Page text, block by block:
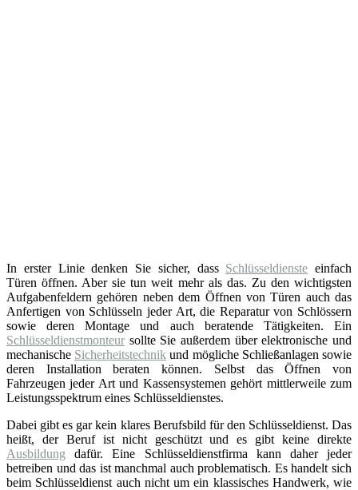
In erster Linie denken Sie sicher, dass Schlüsseldienste einfach
Türen öffnen. Aber sie tun weit mehr als das. Zu den wichtigsten
Aufgabenfeldern gehören neben dem Öffnen von Türen auch das
Anfertigen von Schlüsseln jeder Art, die Reparatur von Schlössern
sowie deren Montage und auch beratende Tätigkeiten. Ein
Schlüsseldienstmonteur sollte Sie außerdem über elektronische und
mechanische Sicherheitstechnik und mögliche Schließanlagen sowie
deren Installation beraten können. Selbst das Öffnen von
Fahrzeugen jeder Art und Kassensystemen gehört mittlerweile zum
Leistungsspektrum eines Schlüsseldienstes.
Dabei gibt es gar kein klares Berufsbild für den Schlüsseldienst. Das
heißt, der Beruf ist nicht geschützt und es gibt keine direkte
Ausbildung dafür. Eine Schlüsseldienstfirma kann daher jeder
betreiben und das ist manchmal auch problematisch. Es handelt sich
beim Schlüsseldienst auch nicht um ein klassisches Handwerk, wie